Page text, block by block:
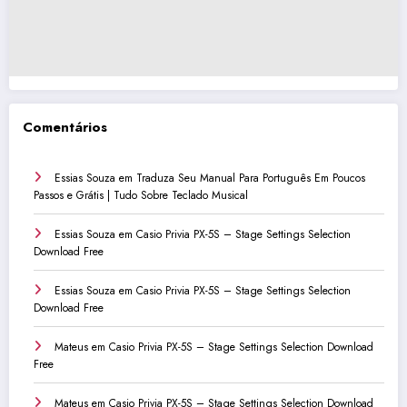
Comentários
Essias Souza em Traduza Seu Manual Para Português Em Poucos
Passos e Grátis | Tudo Sobre Teclado Musical
Essias Souza em Casio Privia PX-5S – Stage Settings Selection
Download Free
Essias Souza em Casio Privia PX-5S – Stage Settings Selection
Download Free
Mateus em Casio Privia PX-5S – Stage Settings Selection Download
Free
Mateus em Casio Privia PX-5S – Stage Settings Selection Download